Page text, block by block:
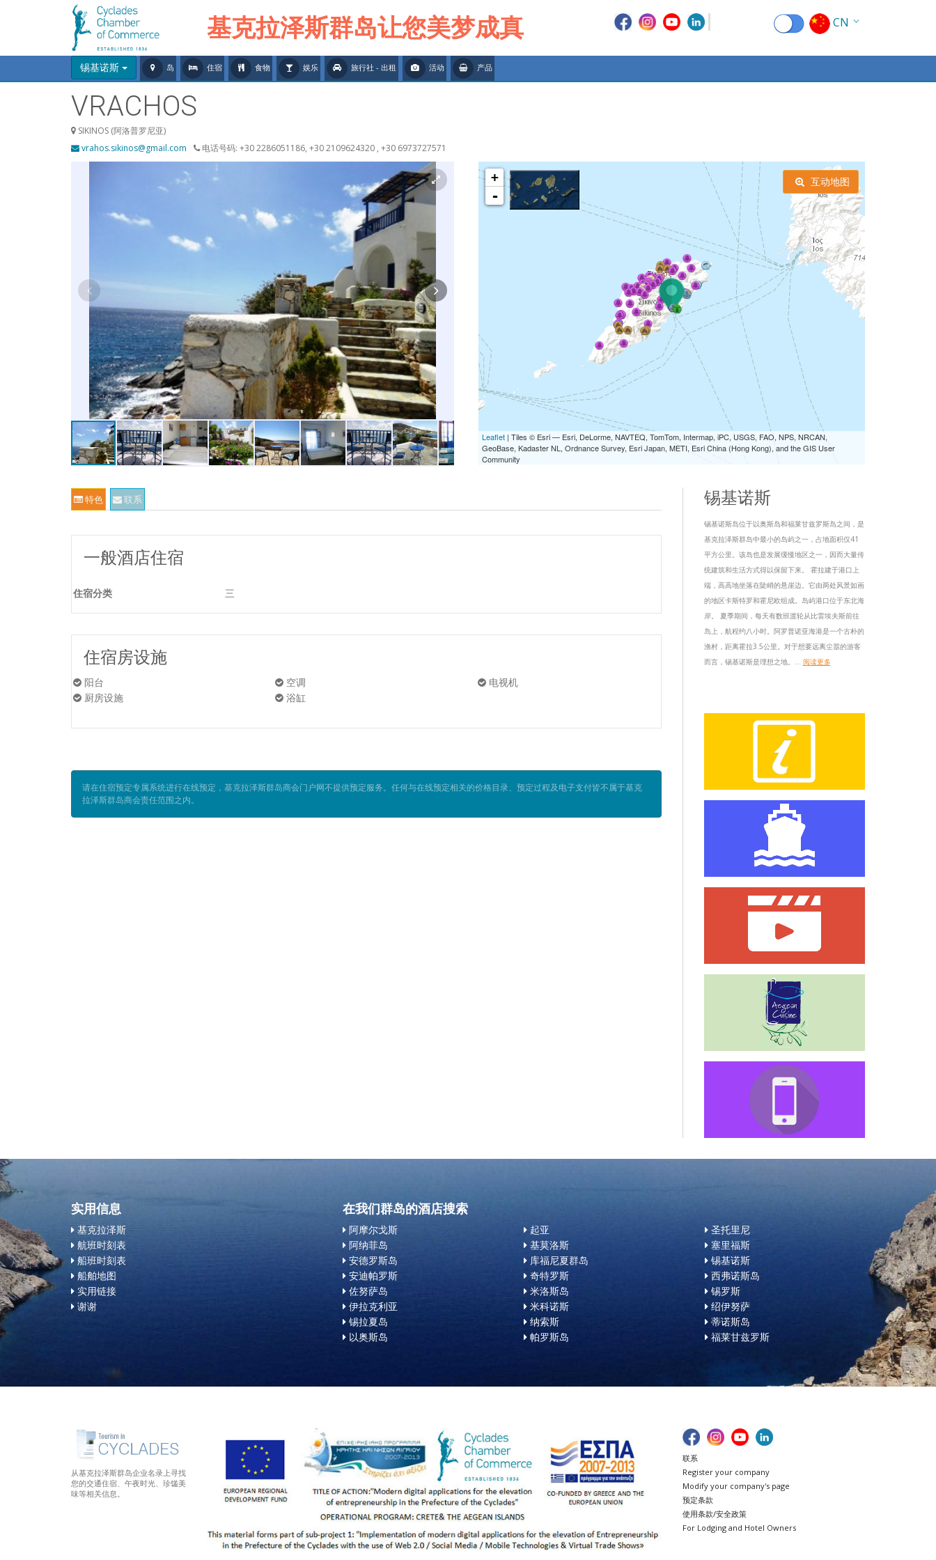
基克拉泽斯群岛让您美梦成真 CN
EN
EL
IT
ES
RU
锡基诺斯 岛 住宿 食物 娱乐 旅行社 - 出租 活动 产品
VRACHOS
SIKINOS (阿洛普罗尼亚)
vrahos.sikinos@gmail.com
电话号码: +30 2286051186, +30 2109624320 , +30 6973727571
+
-
Leaflet | Tiles © Esri — Esri, DeLorme, NAVTEQ, TomTom, Intermap, iPC, USGS, FAO, NPS, NRCAN,
GeoBase, Kadaster NL, Ordnance Survey, Esri Japan, METI, Esri China (Hong Kong), and the GIS User
Community
互动地图
特色 联系
一般酒店住宿
住宿分类 三
住宿房设施
阳台 空调
电视机
厨房设施
浴缸
请在住宿预定专属系统进行在线预定，基克拉泽斯群岛商会门户网不提供预定服务。任何与在线预定相关的价格目录、预定过程及电子支付皆不属于基克
拉泽斯群岛商会责任范围之内。
锡基诺斯
锡基诺斯岛位于以奥斯岛和福莱甘兹罗斯岛之间，是
基克拉泽斯群岛中最小的岛屿之一，占地面积仅41
平方公里。该岛也是发展缓慢地区之一，因而大量传
统建筑和生活方式得以保留下来。 霍拉建于港口上
端，高高地坐落在陡峭的悬崖边。它由两处风景如画
的地区卡斯特罗和霍尼欧组成。岛屿港口位于东北海
岸。 夏季期间，每天有数班渡轮从比雷埃夫斯前往
岛上，航程约八小时。阿罗普诺亚海港是一个古朴的
渔村，距离霍拉3.5公里。对于想要远离尘嚣的游客
而言，锡基诺斯是理想之地。... 阅读更多
实用信息
基克拉泽斯
航班时刻表
船班时刻表
船舶地图
实用链接
谢谢
在我们群岛的酒店搜索
阿摩尔戈斯
阿纳菲岛
安德罗斯岛
安迪帕罗斯
佐努萨岛
伊拉克利亚
锡拉夏岛
以奥斯岛
起亚
基莫洛斯
库福尼夏群岛
奇特罗斯
米洛斯岛
米科诺斯
纳索斯
帕罗斯岛
圣托里尼
塞里福斯
锡基诺斯
西弗诺斯岛
锡罗斯
绍伊努萨
蒂诺斯岛
福莱甘兹罗斯
从基克拉泽斯群岛企业名录上寻找
您的交通住宿、午夜时光、珍馐美
味等相关信息。
联系
Register your company
Modify your company's page
预定条款
使用条款/安全政策
For Lodging and Hotel Owners